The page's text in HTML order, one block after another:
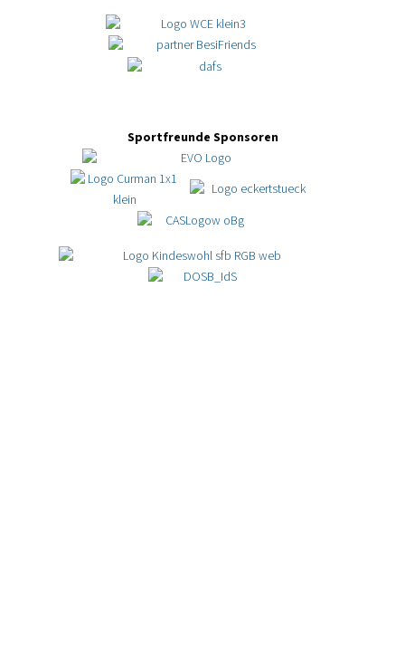
Sportfreunde Sponsoren